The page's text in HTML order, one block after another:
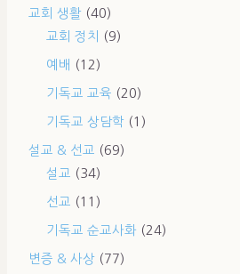
교회 생활 (40)
교회 정치
(9)
예배 (12)
기독교 교육 (20)
기독교 상담학 (1)
설교 & 선교 (69)
설교 (34)
선교 (11)
기독교 순교사화 (24)
변증 & 사상 (77)